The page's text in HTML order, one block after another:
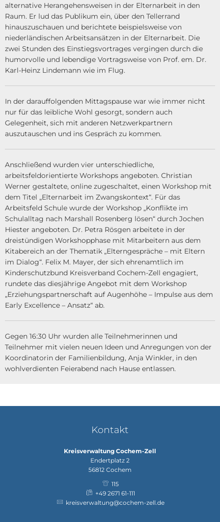
alternative Herangehensweisen in der Elternarbeit in den
Raum. Er lud das Publikum ein, über den Tellerrand
hinauszuschauen und berichtete beispielsweise von
niederländischen Arbeitsansätzen in der Elternarbeit. Die
zwei Stunden des Einstiegsvortrages vergingen durch die
humorvolle und lebendige Vortragsweise von Prof. em. Dr.
Karl-Heinz Lindemann wie im Flug.
In der darauffolgenden Mittagspause war wie immer nicht
nur für das leibliche Wohl gesorgt, sondern auch
Gelegenheit, sich mit anderen Netzwerkpartnern
auszutauschen und ins Gespräch zu kommen.
Anschließend wurden vier unterschiedliche,
arbeitsfeldorientierte Workshops angeboten. Christian
Werner gestaltete, online zugeschaltet, einen Workshop mit
dem Titel „Elternarbeit im Zwangskontext“. Für das
Arbeitsfeld Schule wurde der Workshop „Konflikte im
Schulalltag nach Marshall Rosenberg lösen“ durch Jochen
Hiester angeboten. Dr. Petra Rösgen arbeitete in der
dreistündigen Workshopphase mit Mitarbeitern aus dem
Kitabereich an der Thematik „Elterngespräche – mit Eltern
im Dialog“. Felix M. Mayer, der sich ehrenamtlich im
Kinderschutzbund Kreisverband Cochem-Zell engagiert,
rundete das diesjährige Angebot mit dem Workshop
„Erziehungspartnerschaft auf Augenhöhe – Impulse aus dem
Early Excellence – Ansatz“ ab.
Gegen 16:30 Uhr wurden alle Teilnehmerinnen und
Teilnehmer mit vielen neuen Ideen und Anregungen von der
Koordinatorin der Familienbildung, Anja Winkler, in den
wohlverdienten Feierabend nach Hause entlassen.
Kontakt
Kreisverwaltung Cochem-Zell
Endertplatz 2
56812 Cochem
115
+49 2671 61-111
kreisverwaltung@cochem-zell.de